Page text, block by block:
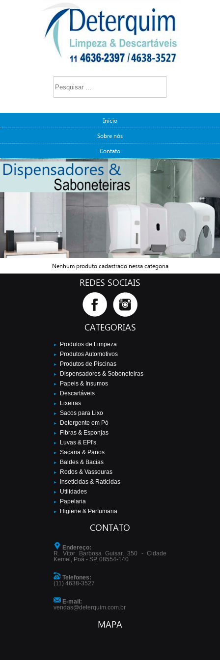
Início
Sobre nós
Contato
Nenhum produto cadastrado nessa categoria
REDES SOCIAIS
CATEGORIAS
Produtos de Limpeza
Produtos Automotivos
Produtos de Piscinas
Dispensadores & Soboneteiras
Papeis & Insumos
Descartáveis
Lixeiras
Sacos para Lixo
Detergente em Pó
Fibras & Esponjas
Luvas & EPI's
Sacaria & Panos
Baldes & Bacias
Rodos & Vassouras
Inseticidas & Raticidas
Utilidades
Papelaria
Higiene & Perfumaria
CONTATO
Endereço:
R. Vítor Barbosa Guisar, 350 - Cidade
Kemel, Poá - SP, 08554-140
Telefones:
(11) 4638-3527
E-mail:
vendas@deterquim.com.br
MAPA